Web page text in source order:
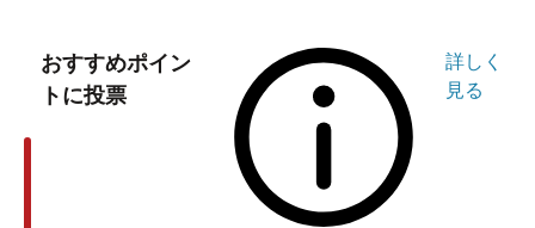
おすすめポイン
トに投票
詳しく
見る